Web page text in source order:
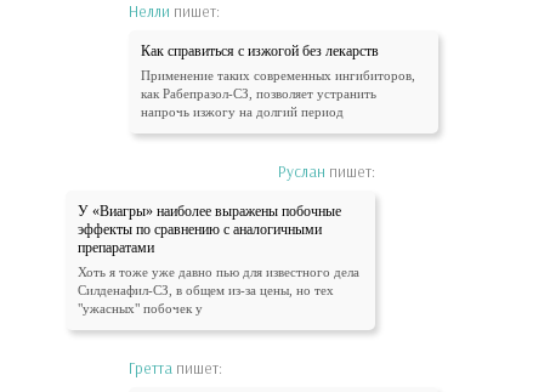
Нелли пишет:
Как справиться с изжогой без лекарств
Применение таких современных ингибиторов,
как Рабепразол-СЗ, позволяет устранить
напрочь изжогу на долгий период
Руслан пишет:
У «Виагры» наиболее выражены побочные
эффекты по сравнению с аналогичными
препаратами
Хоть я тоже уже давно пью для известного дела
Силденафил-СЗ, в общем из-за цены, но тех
"ужасных" побочек у
Гретта пишет: